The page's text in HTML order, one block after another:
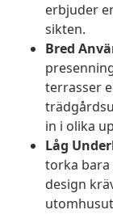
erbjuder
sikten.
Bred
terrasser
in i olika
Låg
torka bara
design